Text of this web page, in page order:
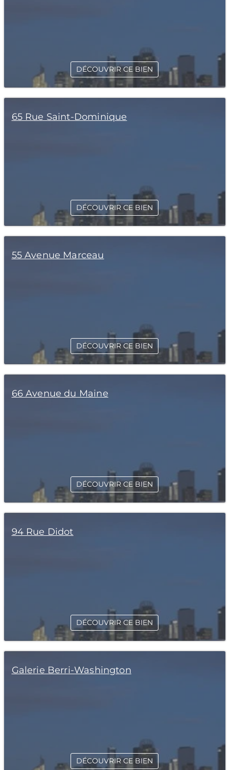
DÉCOUVRIR CE BIEN
65 Rue Saint-Dominique
DÉCOUVRIR CE BIEN
55 Avenue Marceau
DÉCOUVRIR CE BIEN
66 Avenue du Maine
DÉCOUVRIR CE BIEN
94 Rue Didot
DÉCOUVRIR CE BIEN
Galerie Berri-Washington
DÉCOUVRIR CE BIEN